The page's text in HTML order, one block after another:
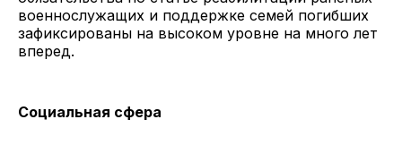
военнослужащих и поддержке семей погибших
зафиксированы на высоком уровне на много лет
вперед.
Социальная сфера